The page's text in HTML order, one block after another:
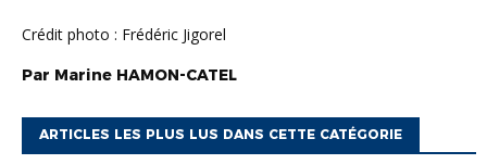
Crédit photo : Frédéric Jigorel
Par Marine HAMON-CATEL
ARTICLES LES PLUS LUS DANS CETTE CATÉGORIE